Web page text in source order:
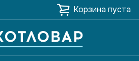
Корзина пуста